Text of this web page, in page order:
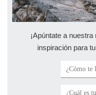
¡Apúntate a
inspiración para